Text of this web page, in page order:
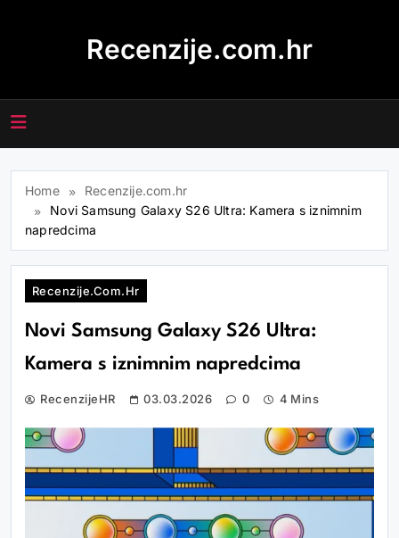
Recenzije.com.hr
Home
Recenzije.com.hr
Novi Samsung Galaxy S26 Ultra: Kamera s iznimnim
napredcima
Recenzije.com.hr
Novi Samsung Galaxy S26 Ultra:
Kamera s iznimnim napredcima
RecenzijeHR 03.03.2026 0 4 Mins